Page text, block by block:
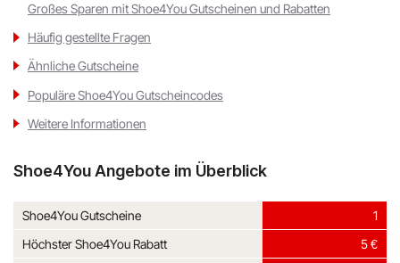
Großes Sparen mit Shoe4You Gutscheinen und Rabatten
Häufig gestellte Fragen
Ähnliche Gutscheine
Populäre Shoe4You Gutscheincodes
Weitere Informationen
Shoe4You Angebote im Überblick
Shoe4You Gutscheine
1
Höchster Shoe4You Rabatt
5 €